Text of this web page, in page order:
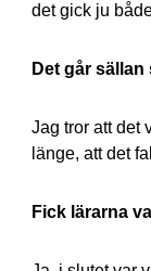
det gick ju
Det går
Jag tror att det
länge, att det
Fick lärarna